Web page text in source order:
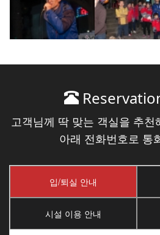
고객님께 딱 맞는 객실을 추천
아래 전화번호로 통
입/퇴실 안내
시설 이용 안내